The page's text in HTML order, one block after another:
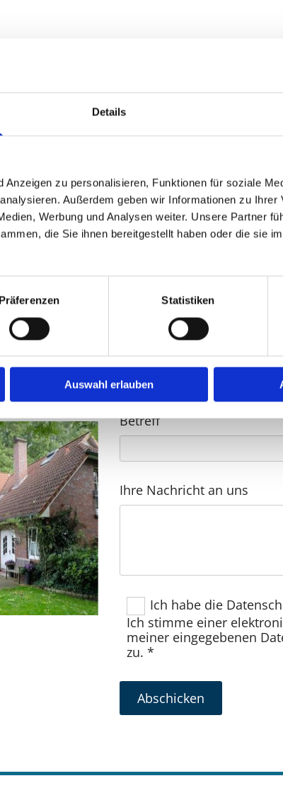
Details
zu personalisieren, Funktionen für soziale
Außerdem geben wir Informationen zu Ihrer
Werbung und Analysen weiter. Unsere Partner
die Sie ihnen bereitgestellt haben oder die sie
Präferenzen Statistiken
Auswahl erlauben
- Tierarztpraxis
Vor- & Nachname
Telefonnummer
E-Mail
Betreff
Ihre Nachricht an uns
Ich habe die
Ich stimme einer
meiner eingegebenen
zu. *